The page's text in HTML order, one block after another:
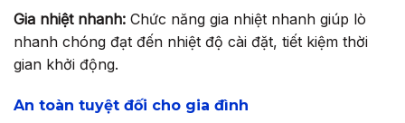
Gia nhiệt nhanh: Chức năng gia nhiệt nhanh giúp lò
nhanh chóng đạt đến nhiệt độ cài đặt, tiết kiệm thời
gian khởi động.
An toàn tuyệt đối cho gia đình